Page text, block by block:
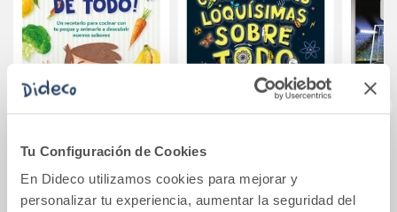
Tu Configuración de Cookies
En Dideco utilizamos cookies para mejorar y
personalizar tu experiencia, aumentar la seguridad del
¡Así como de todo!
1500 curiosidades
loquísimas sobre
todo